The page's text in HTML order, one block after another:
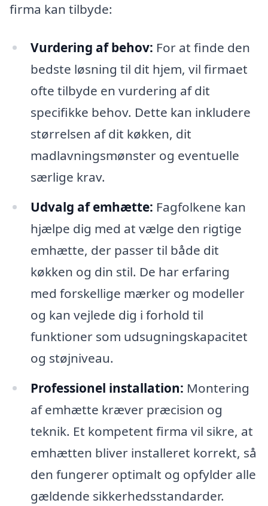
firma kan tilbyde:
Vurdering af behov: For at finde den
bedste løsning til dit hjem, vil firmaet
ofte tilbyde en vurdering af dit
specifikke behov. Dette kan inkludere
størrelsen af dit køkken, dit
madlavningsmønster og eventuelle
særlige krav.
Udvalg af emhætte: Fagfolkene kan
hjælpe dig med at vælge den rigtige
emhætte, der passer til både dit
køkken og din stil. De har erfaring
med forskellige mærker og modeller
og kan vejlede dig i forhold til
funktioner som udsugningskapacitet
og støjniveau.
Professionel installation: Montering
af emhætte kræver præcision og
teknik. Et kompetent firma vil sikre, at
emhætten bliver installeret korrekt, så
den fungerer optimalt og opfylder alle
gældende sikkerhedsstandarder.